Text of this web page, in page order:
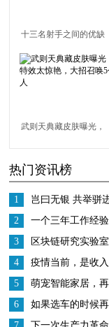
十三名射手之间的优缺
点分析
武则天典藏皮肤曝光，
大招召唤5个星球砸人
热门资讯榜
1
岂曰无银 共举骈
2
一个三年工作经
3
区块链研究实验
的应用案例
4
疫情当前，是收
5
萌宠智能家居，
狗的烦恼了
6
如果选车的时候
会错过新自由光
7 下一次生产力革